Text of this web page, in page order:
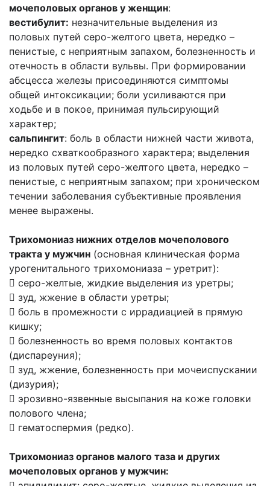
мочеполовых органов у женщин:
вестибулит: незначительные выделения из
половых путей серо-желтого цвета, нередко –
пенистые, с неприятным запахом, болезненность и
отечность в области вульвы. При формировании
абсцесса железы присоединяются симптомы
общей интоксикации; боли усиливаются при
ходьбе и в покое, принимая пульсирующий
характер;
сальпингит: боль в области нижней части живота,
нередко схваткообразного характера; выделения
из половых путей серо-желтого цвета, нередко –
пенистые, с неприятным запахом; при хроническом
течении заболевания субъективные проявления
менее выражены.
Трихомониаз нижних отделов мочеполового
тракта у мужчин (основная клиническая форма
урогенитального трихомониаза – уретрит):
 серо-желтые, жидкие выделения из уретры;
 зуд, жжение в области уретры;
 боль в промежности с иррадиацией в прямую
кишку;
 болезненность во время половых контактов
(диспареуния);
 зуд, жжение, болезненность при мочеиспускании
(дизурия);
 эрозивно-язвенные высыпания на коже головки
полового члена;
 гематоспермия (редко).
Трихомониаз органов малого таза и других
мочеполовых органов у мужчин: